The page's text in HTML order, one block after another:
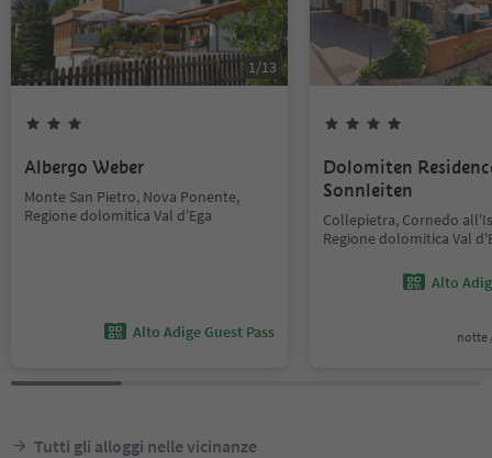
1/13
Albergo Weber
Monte San Pietro, Nova Ponente,
Regione dolomitica Val d'Ega
Alto Adige Guest Pass
Dolomiten
Sonnleiten
Collepietra, Cornedo
Regione dolomitica Val
Alto
notte
Tutti gli alloggi nelle vicinanze